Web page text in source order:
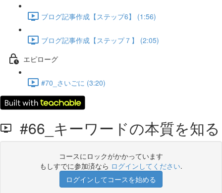
ブログ記事作成【ステップ6】 (1:56)
ブログ記事作成【ステップ７】 (2:05)
エピローグ
#70_さいごに (3:20)
#66_キーワードの本質を知る
コースにロックがかかっています
もしすでに参加済なら ログインしてください.
ログインしてコースを始める